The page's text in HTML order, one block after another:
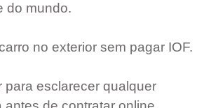
do mundo.
no exterior sem pagar IOF.
para esclarecer qualquer